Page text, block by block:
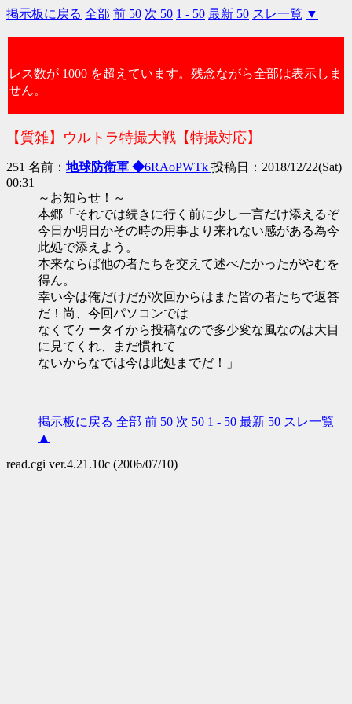
掲示板に戻る 全部 前 50 次 50 1 - 50 最新 50 スレ一覧 ▼
レス数が 1000 を超えています。残念ながら全部は表示しま
せん。
【質雑】ウルトラ特撮大戦【特撮対応】
251 名前： 地球防衛軍 ◆6RAoPWTk 投稿日：2018/12/22(Sat)
00:31
～お知らせ！～
本郷「それでは続きに行く前に少し一言だけ添えるぞ
今日か明日かその時の用事より来れない感がある為今
此処で添えよう。
本来ならば他の者たちを交えて述べたかったがやむを
得ん。
幸い今は俺だけだが次回からはまた皆の者たちで返答
だ！尚、今回パソコンでは
なくてケータイから投稿なので多少変な風なのは大目
に見てくれ、まだ慣れて
ないからなでは今は此処までだ！」
掲示板に戻る 全部 前 50 次 50 1 - 50 最新 50 スレ一覧
▲
read.cgi ver.4.21.10c (2006/07/10)